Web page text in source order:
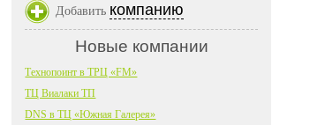
Добавить компанию
Новые компании
Технопоинт в ТРЦ «FM»
ТЦ Виалаки ТП
DNS в ТЦ «Южная Галерея»